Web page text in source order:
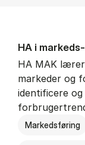
HA i
HA MAK
markeder og
identificere
Markedsføring